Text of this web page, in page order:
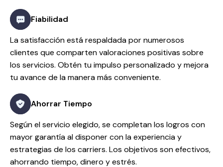
Fiabilidad
La satisfacción está respaldada por numerosos
clientes que comparten valoraciones positivas sobre
los servicios. Obtén tu impulso personalizado y mejora
tu avance de la manera más conveniente.
Ahorrar Tiempo
Según el servicio elegido, se completan los logros con
mayor garantía al disponer con la experiencia y
estrategias de los carriers. Los objetivos son efectivos,
ahorrando tiempo, dinero y estrés.